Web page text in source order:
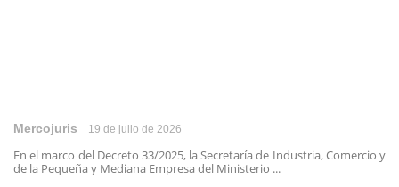
Mercojuris 19 de julio de 2026
En el marco del Decreto 33/2025, la Secretaría de Industria, Comercio y
de la Pequeña y Mediana Empresa del Ministerio ...